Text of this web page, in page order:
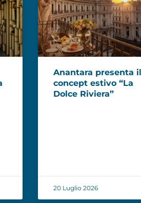
Anantara presenta il
concept estivo “La
Dolce Riviera”
20 Luglio 2026